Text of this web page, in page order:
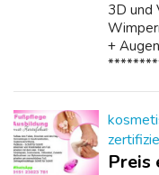
3D und
+
Preis